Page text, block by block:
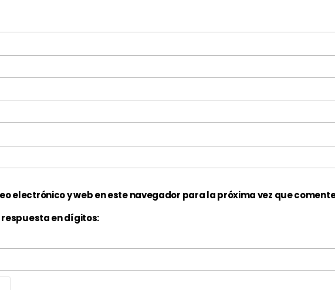
electrónico y web en este navegador para la próxima vez que
en dígitos: